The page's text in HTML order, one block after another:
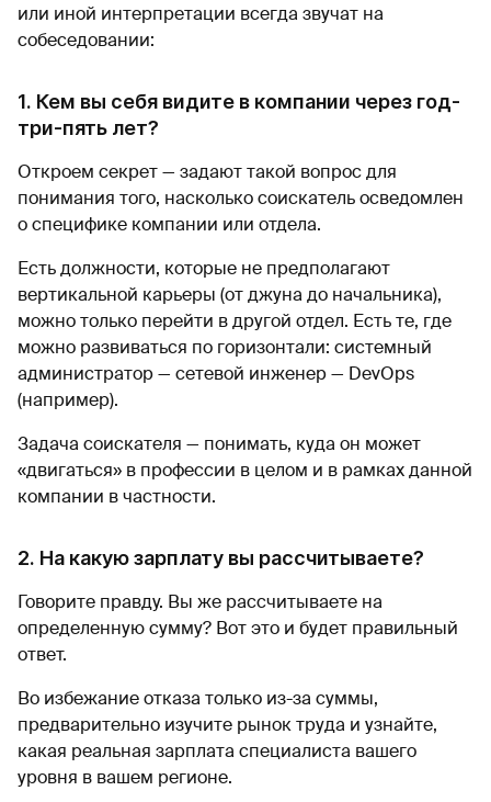
или иной интерпретации всегда звучат на
собеседовании:
1. Кем вы себя видите в компании через год-
три-пять лет?
Откроем секрет — задают такой вопрос для
понимания того, насколько соискатель осведомлен
о специфике компании или отдела.
Есть должности, которые не предполагают
вертикальной карьеры (от джуна до начальника),
можно только перейти в другой отдел. Есть те, где
можно развиваться по горизонтали: системный
администратор — сетевой инженер — DevOps
(например).
Задача соискателя — понимать, куда он может
«двигаться» в профессии в целом и в рамках данной
компании в частности.
2. На какую зарплату вы рассчитываете?
Говорите правду. Вы же рассчитываете на
определенную сумму? Вот это и будет правильный
ответ.
Во избежание отказа только из-за суммы,
предварительно изучите рынок труда и узнайте,
какая реальная зарплата специалиста вашего
уровня в вашем регионе.